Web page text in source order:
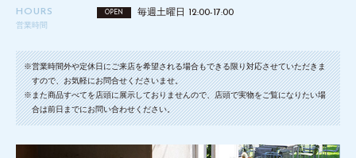
HOURS
営業時間
OPEN 毎週土曜日 12:00-17:00
※営業時間外や定休日にご来店を希望される場合もできる限り対応させていただきま
すので、お気軽にお問合せくださいませ。
※また商品すべてを店頭に展示しておりませんので、店頭で実物をご覧になりたい場
合は前日までにお問い合わせください。